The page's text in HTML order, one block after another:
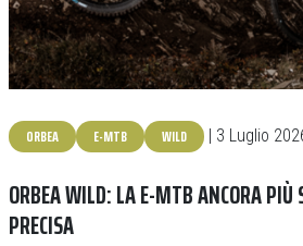
ORBEA E-MTB WILD | 3 Luglio
ORBEA WILD: LA E-MTB ANCORA PIÙ
PRECISA